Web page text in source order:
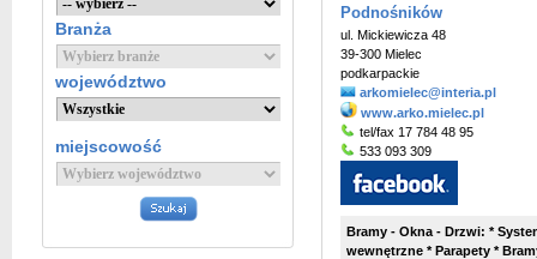
Branża
województwo
miejscowość
Podnośników
ul. Mickiewicza 48
39-300 Mielec
podkarpackie
arkomielec@interia.pl
www.arko.mielec.pl
tel/fax 17 784 48 95
533 093 309
Bramy - Okna - Drzwi: *
wewnętrzne * Parapety *